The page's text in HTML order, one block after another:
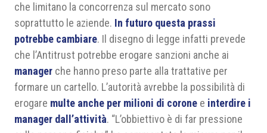
che limitano la concorrenza sul mercato sono
soprattutto le aziende. In futuro questa prassi
potrebbe cambiare. Il disegno di legge infatti prevede
che l’Antitrust potrebbe erogare sanzioni anche ai
manager che hanno preso parte alla trattative per
formare un cartello. L’autorità avrebbe la possibilità di
erogare multe anche per milioni di corone e interdire i
manager dall’attività. “L’obbiettivo è di far pressione